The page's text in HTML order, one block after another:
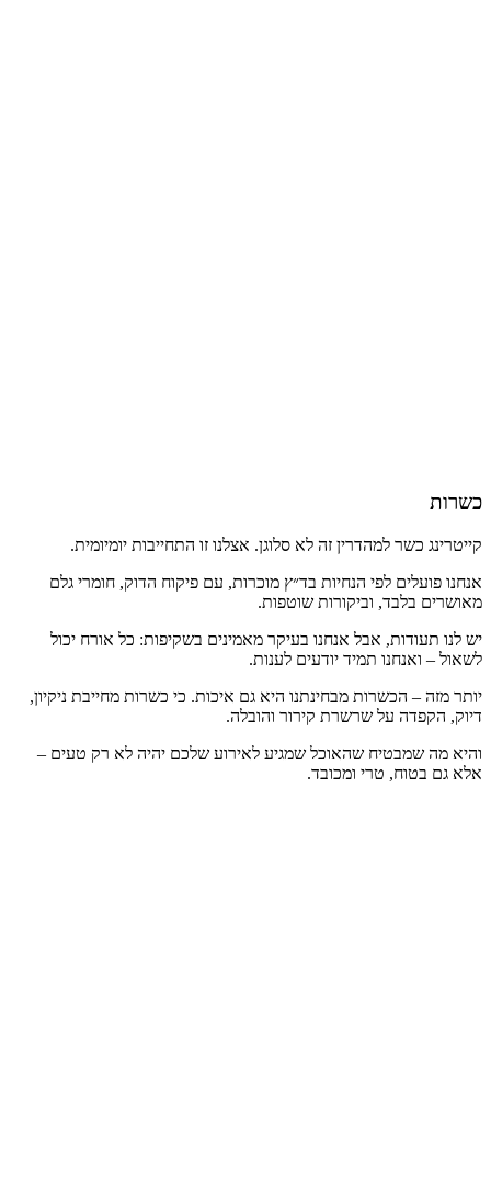
כשרות
קייטרינג כשר למהדרין זה לא סלוגן. אצלנו זו התחייבות יומיומית.
אנחנו פועלים לפי הנחיות בד״ץ מוכרות, עם פיקוח הדוק, חומרי גלם
מאושרים בלבד, וביקורות שוטפות.
יש לנו תעודות, אבל אנחנו בעיקר מאמינים בשקיפות: כל אורח יכול
לשאול – ואנחנו תמיד יודעים לענות.
יותר מזה – הכשרות מבחינתנו היא גם איכות. כי כשרות מחייבת ניקיון,
דיוק, הקפדה על שרשרת קירור והובלה.
והיא מה שמבטיח שהאוכל שמגיע לאירוע שלכם יהיה לא רק טעים –
אלא גם בטוח, טרי ומכובד.